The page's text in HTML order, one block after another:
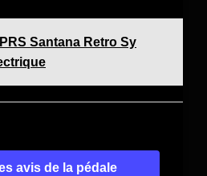
Santana Retro Sy
avis de la pédale